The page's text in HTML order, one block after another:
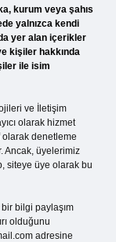
kurum veya şahıs
yalnızca kendi
yer alan içerikler
kişiler hakkında
ile isim
ve İletişim
olarak hizmet
denetleme
Ancak, üyelerimiz
siteye üye olarak bu
bilgi paylaşım
olduğunu
adresine